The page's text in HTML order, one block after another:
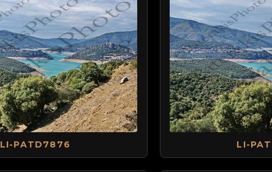
LI-PATD7876 LI-